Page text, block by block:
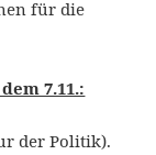
für die
7.11.:
der Politik).